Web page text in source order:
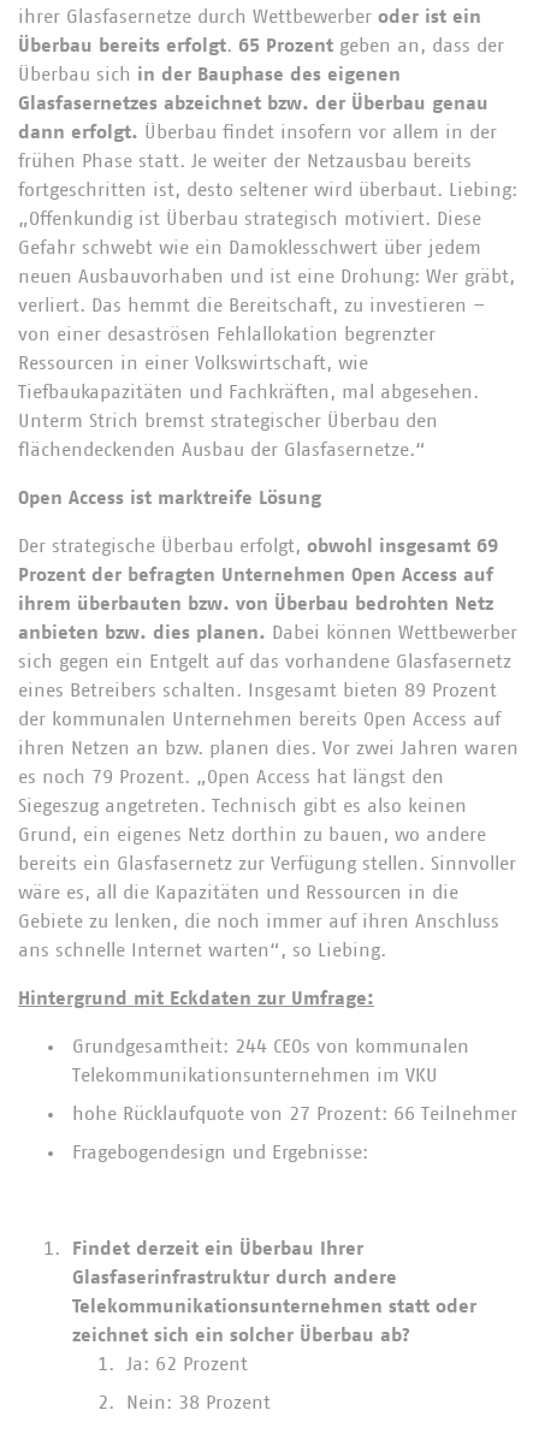
ihrer Glasfasernetze durch Wettbewerber oder ist ein
Überbau bereits erfolgt. 65 Prozent geben an, dass der
Überbau sich in der Bauphase des eigenen
Glasfasernetzes abzeichnet bzw. der Überbau genau
dann erfolgt. Überbau findet insofern vor allem in der
frühen Phase statt. Je weiter der Netzausbau bereits
fortgeschritten ist, desto seltener wird überbaut. Liebing:
„Offenkundig ist Überbau strategisch motiviert. Diese
Gefahr schwebt wie ein Damoklesschwert über jedem
neuen Ausbauvorhaben und ist eine Drohung: Wer gräbt,
verliert. Das hemmt die Bereitschaft, zu investieren –
von einer desaströsen Fehlallokation begrenzter
Ressourcen in einer Volkswirtschaft, wie
Tiefbaukapazitäten und Fachkräften, mal abgesehen.
Unterm Strich bremst strategischer Überbau den
flächendeckenden Ausbau der Glasfasernetze.“
Open Access ist marktreife Lösung
Der strategische Überbau erfolgt, obwohl insgesamt 69
Prozent der befragten Unternehmen Open Access auf
ihrem überbauten bzw. von Überbau bedrohten Netz
anbieten bzw. dies planen. Dabei können Wettbewerber
sich gegen ein Entgelt auf das vorhandene Glasfasernetz
eines Betreibers schalten. Insgesamt bieten 89 Prozent
der kommunalen Unternehmen bereits Open Access auf
ihren Netzen an bzw. planen dies. Vor zwei Jahren waren
es noch 79 Prozent. „Open Access hat längst den
Siegeszug angetreten. Technisch gibt es also keinen
Grund, ein eigenes Netz dorthin zu bauen, wo andere
bereits ein Glasfasernetz zur Verfügung stellen. Sinnvoller
wäre es, all die Kapazitäten und Ressourcen in die
Gebiete zu lenken, die noch immer auf ihren Anschluss
ans schnelle Internet warten“, so Liebing.
Hintergrund mit Eckdaten zur Umfrage:
Grundgesamtheit: 244 CEOs von kommunalen
Telekommunikationsunternehmen im VKU
hohe Rücklaufquote von 27 Prozent: 66 Teilnehmer
Fragebogendesign und Ergebnisse:
Findet derzeit ein Überbau Ihrer
Glasfaserinfrastruktur durch andere
Telekommunikationsunternehmen statt oder
zeichnet sich ein solcher Überbau ab?
Ja: 62 Prozent
Nein: 38 Prozent